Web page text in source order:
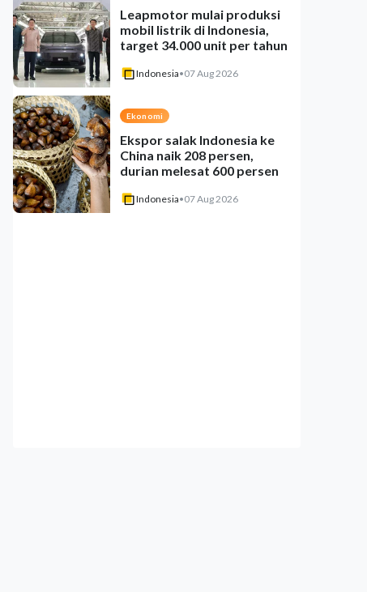
Leapmotor mulai produksi
mobil listrik di Indonesia,
target 34.000 unit per tahun
Indonesia•07 Aug 2026
Ekonomi
Ekspor salak Indonesia ke
China naik 208 persen,
durian melesat 600 persen
Indonesia•07 Aug 2026